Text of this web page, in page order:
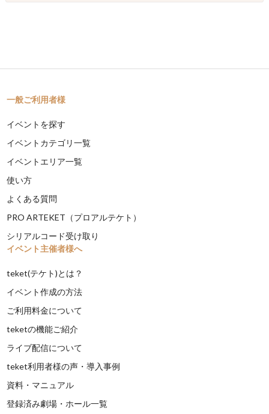
一般ご利用者様
イベントを探す
イベントカテゴリ一覧
イベントエリア一覧
使い方
よくある質問
PRO ARTEKET（プロアルテケト）
シリアルコード受け取り
イベント主催者様へ
teket(テケト)とは？
イベント作成の方法
ご利用料金について
teketの機能ご紹介
ライブ配信について
teket利用者様の声・導入事例
資料・マニュアル
登録済み劇場・ホール一覧